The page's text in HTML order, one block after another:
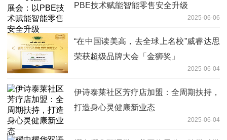
PBE技术赋能智能零售安全升级
2025-06-06
“在中国读美高，去全球上名校”威睿达思
荣获超级品牌大会「金狮奖」
2025-06-04
伊诗泰莱社区芳疗店加盟：全周期扶持，
打造身心灵健康新业态
2025-06-04